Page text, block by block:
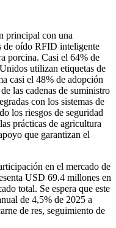
principal con una
de oído RFID inteligente
porcina. Casi el 64% de
utilizan etiquetas de
casi el 48% de adopción
las cadenas de suministro
con los sistemas de
los riesgos de seguridad
prácticas de agricultura
que garantizan el
en el mercado de
USD 69.4 millones en
total. Se espera que este
de 4,5% de 2025 a
de res, seguimiento de